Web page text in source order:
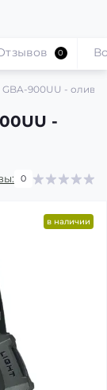
900UU - олива
-
0
0
в наличии